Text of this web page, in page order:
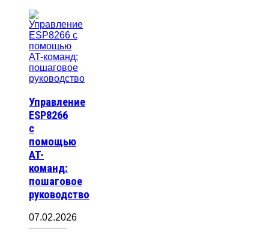
Управление
ESP8266
с
помощью
AT-
команд:
пошаговое
руководство
07.02.2026